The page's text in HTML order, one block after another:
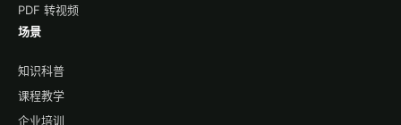
PDF 转视频
场景
知识科普
课程教学
企业培训